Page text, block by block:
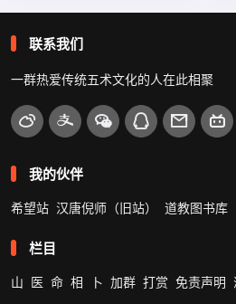
联系我们
一群热爱传统五术文化的人在此相聚
我的伙伴
希望站 汉唐倪师（旧站） 道教图书库
栏目
山 医 命 相 卜 加群 打赏 免责声明